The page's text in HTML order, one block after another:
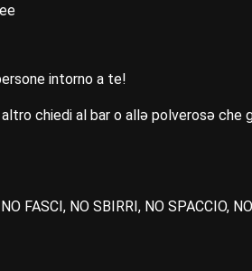
intorno a te!
chiedi al bar o allə polverosə che
FASCI, NO SBIRRI, NO SPACCIO,